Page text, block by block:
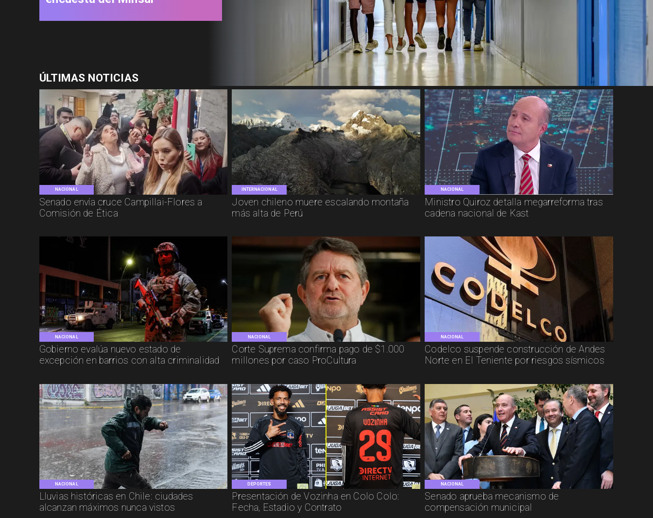
NACIONAL
Senado envía cruce Campillai-Flores a
Comisión de Ética
INTERNACIONAL
Joven chileno muere escalando montaña
más alta de Perú
NACIONAL
Ministro Quiroz detalla megarreforma tras
cadena nacional de Kast
NACIONAL
Gobierno evalúa nuevo estado de
excepción en barrios con alta criminalidad
NACIONAL
Corte Suprema confirma pago de $1.000
millones por caso ProCultura
NACIONAL
Codelco suspende construcción de Andes
Norte en El Teniente por riesgos sísmicos
NACIONAL
Lluvias históricas en Chile: ciudades
alcanzan máximos nunca vistos
DEPORTES
Presentación de Vozinha en Colo Colo:
Fecha, Estadio y Contrato
NACIONAL
Senado aprueba mecanismo de
compensación municipal
ÚLTIMAS NOTICIAS